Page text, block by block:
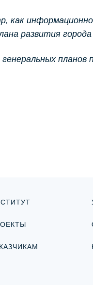
как
развития города
планов